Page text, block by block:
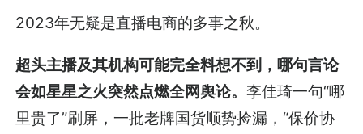
2023年无疑是直播电商的多事之秋。
超头主播及其机构可能完全料想不到，哪句言论
会如星星之火突然点燃全网舆论。李佳琦一句“哪
里贵了”刷屏，一批老牌国货顺势捡漏，“保价协